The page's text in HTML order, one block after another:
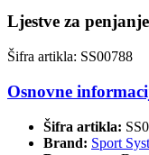
Ljestve za
Šifra artikla: SS00788
Osnovne
Šifra artikla:
Brand: Sport